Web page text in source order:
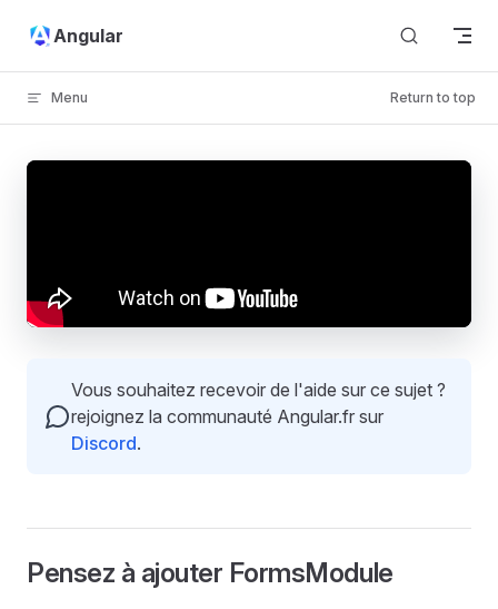
Skip to content
Angular
Menu Return to top
Vous souhaitez recevoir de l'aide sur ce sujet ?
rejoignez la communauté Angular.fr sur
Discord.
Pensez à ajouter FormsModule